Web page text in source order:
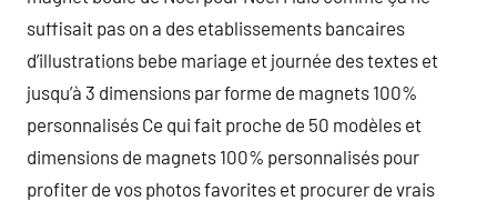
suffisait pas on a des etablissements bancaires
d’illustrations bebe mariage et journée des textes et
jusqu’à 3 dimensions par forme de magnets 100%
personnalisés Ce qui fait proche de 50 modèles et
dimensions de magnets 100% personnalisés pour
profiter de vos photos favorites et procurer de vrais